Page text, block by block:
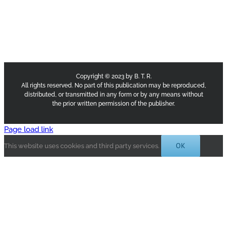
Copyright © 2023 by B. T. R.
All rights reserved. No part of this publication may be reproduced,
distributed, or transmitted in any form or by any means without
the prior written permission of the publisher.
Page load link
This website uses cookies and third party services. OK